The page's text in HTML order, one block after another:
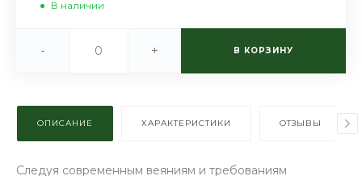
В наличии
- + В КОРЗИНУ
ОПИСАНИЕ ХАРАКТЕРИСТИКИ ОТЗЫВЫ
Следуя современным веяниям и требованиям